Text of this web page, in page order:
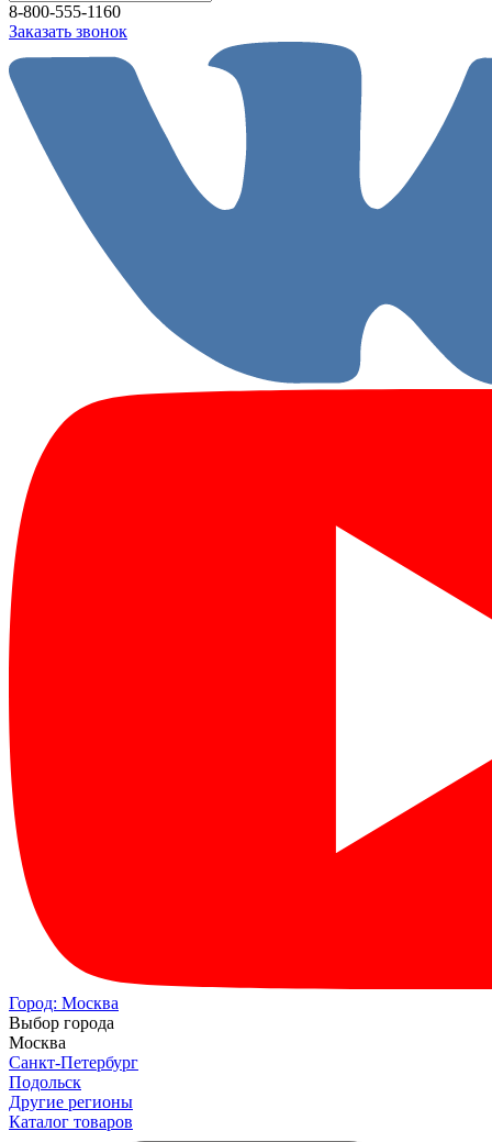
8-800-555-1160
Заказать звонок
Город: Москва
Выбор города
Москва
Санкт-Петербург
Подольск
Другие регионы
Каталог товаров